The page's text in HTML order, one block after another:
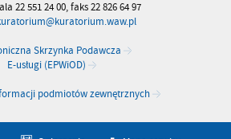
22 551 24 00, faks 22 826 64 97
Skrzynka Podawcza
E-usługi (EPWiOD)
podmiotów zewnętrznych